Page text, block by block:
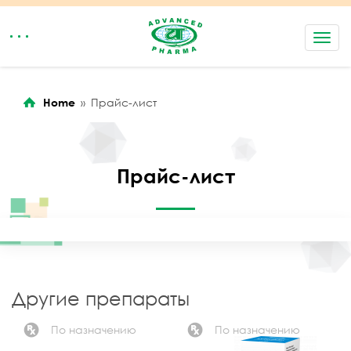
rolex replica watches replica rolex replica watch guide
Home » Прайс-лист
Прайс-лист
Другие препараты
По назначению По назначению